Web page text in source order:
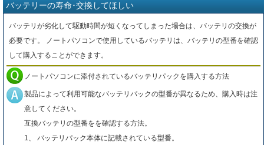
バッテリーの寿命･交換してほしい
バッテリが劣化して駆動時間が短くなってしまった場合は、バッテリの交換が
必要です。 ノートパソコンで使用しているバッテリは、バッテリの型番を確認
して購入することができます。
ノートパソコンに添付されているバッテリパックを購入する方法
製品によって利用可能なバッテリパックの型番が異なるため、購入時は注
意してください。
互換バッテリの型番をを確認する方法。
1、 バッテリパック本体に記載されている型番。